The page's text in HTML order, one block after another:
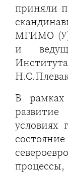
приняли
МГИМО
и
В рамках
условиях